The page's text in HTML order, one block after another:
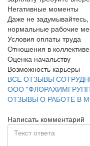
Негативные моменты
Даже не
нормальные рабочие
Условия оплаты труда
Отношения в коллективе
Оценка начальству
Возможность карьеры
ВСЕ ОТЗЫВЫ
ООО
ОТЗЫВЫ О РАБОТЕ В
Написать комментарий